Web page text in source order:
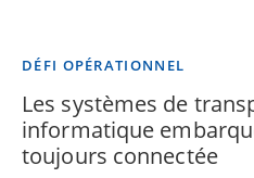
DÉFI OPÉRATIONNEL
Les systèmes de
informatique
toujours connectée